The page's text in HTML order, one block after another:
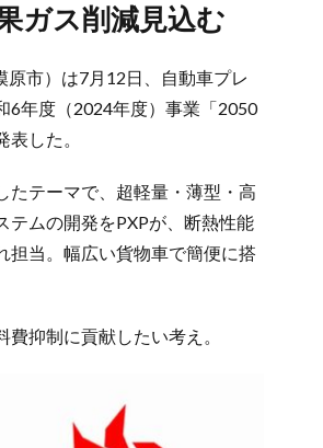
ガス削減見込む
市）は7月12日、自動車プレ
6年度（2024年度）事業「2050
した。
たテーマで、超軽量・薄型・高
テムの開発をPXPが、断熱性能
担当。幅広い貨物車で簡便に搭
抑制に貢献したい考え。